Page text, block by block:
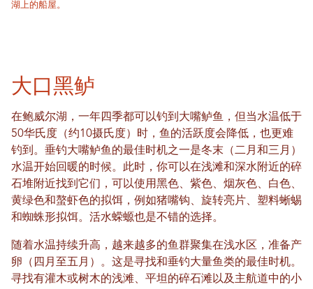
湖上的船屋。
大口黑鲈
在鲍威尔湖，一年四季都可以钓到大嘴鲈鱼，但当水温低于
50华氏度（约10摄氏度）时，鱼的活跃度会降低，也更难
钓到。垂钓大嘴鲈鱼的最佳时机之一是冬末（二月和三月）
水温开始回暖的时候。此时，你可以在浅滩和深水附近的碎
石堆附近找到它们，可以使用黑色、紫色、烟灰色、白色、
黄绿色和螯虾色的拟饵，例如猪嘴钩、旋转亮片、塑料蜥蜴
和蜘蛛形拟饵。活水蝾螈也是不错的选择。
随着水温持续升高，越来越多的鱼群聚集在浅水区，准备产
卵（四月至五月）。这是寻找和垂钓大量鱼类的最佳时机。
寻找有灌木或树木的浅滩、平坦的碎石滩以及主航道中的小